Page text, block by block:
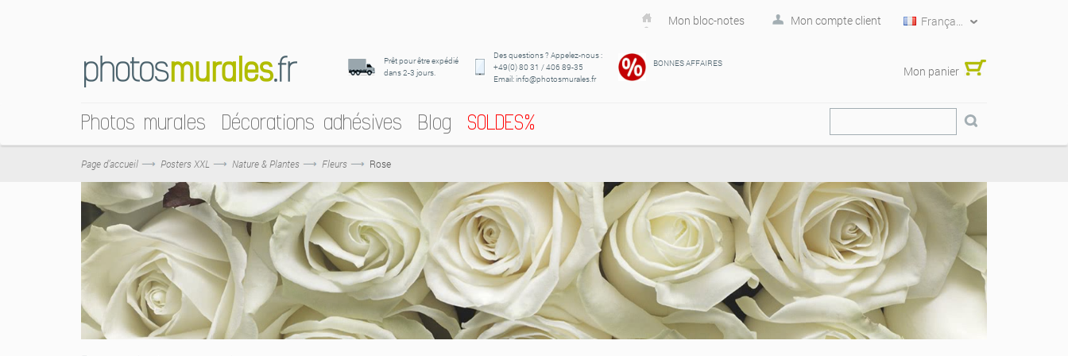
Mon bloc-notes Mon compte client Français
Prêt pour être expédié
dans 2-3 jours.
Des questions ? Appelez-nous :
+49(0) 80 31 / 406 89-35
Email: info@photosmurales.fr
BONNES AFFAIRES
Mon panier
Photos murales Décorations adhésives Blog SOLDES%
Page d’accueil Posters XXL Nature & Plantes Fleurs Rose